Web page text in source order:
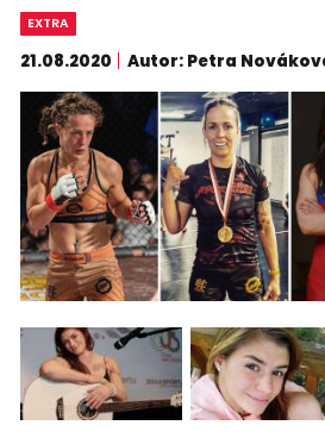
EXTRA
21.08.2020 Autor: Petra